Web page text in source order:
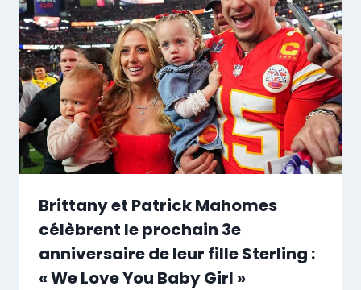
Brittany et Patrick Mahomes
célèbrent le prochain 3e
anniversaire de leur fille Sterling :
« We Love You Baby Girl »